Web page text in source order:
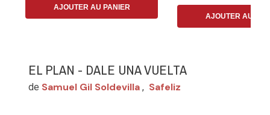
AJOUTER AU PANIER
AJOUTER AU
EL PLAN - DALE UNA VUELTA
de Samuel Gil Soldevilla , Safeliz